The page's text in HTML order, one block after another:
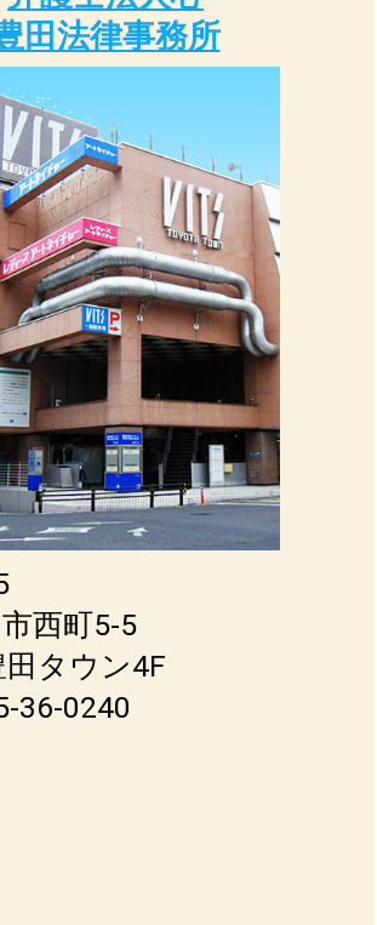
田法律事務所
西町5-5
タウン4F
36-0240